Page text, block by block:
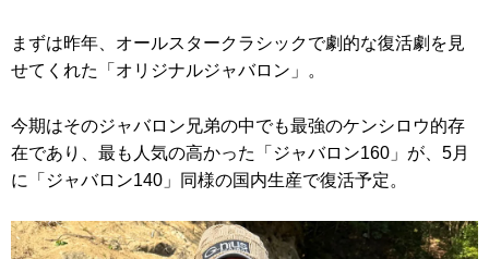
まずは昨年、オールスタークラシックで劇的な復活劇を見
せてくれた「オリジナルジャバロン」。
今期はそのジャバロン兄弟の中でも最強のケンシロウ的存
在であり、最も人気の高かった「ジャバロン160」が、5月
に「ジャバロン140」同様の国内生産で復活予定。